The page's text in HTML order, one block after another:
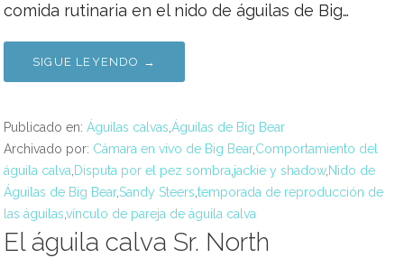
comida rutinaria en el nido de águilas de Big…
SIGUE LEYENDO →
Publicado en: Águilas calvas Águilas de Big Bear
Archivado por: Cámara en vivo de Big Bear,Comportamiento del
águila calva Disputa por el pez sombra jackie y shadow, Nido de
Águilas de Big Bear,Sandy Steers temporada de reproducción de
las águilasvínculo de pareja de águila calva
El águila calva Sr. North